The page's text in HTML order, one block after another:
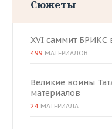
Сюжеты
XVI саммит БРИКС
499 МАТЕРИАЛОВ
Великие воины
материалов
24 МАТЕРИАЛА